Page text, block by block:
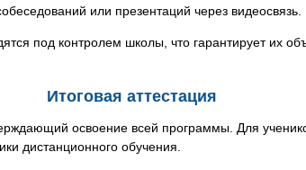
или презентаций через видеосвязь.
под контролем школы, что гарантирует их
Итоговая аттестация
освоение всей программы. Для
дистанционного обучения.